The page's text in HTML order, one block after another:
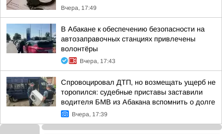
Вчера, 17:49
В Абакане к обеспечению безопасности на
автозаправочных станциях привлечены
волонтёры
Вчера, 17:43
Спровоцировал ДТП, но возмещать ущерб не
торопился: судебные приставы заставили
водителя БМВ из Абакана вспомнить о долге
Вчера, 17:39